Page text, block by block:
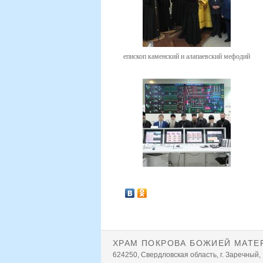
епископ каменский и алапаевский мефодий
ХРАМ ПОКРОВА БОЖИЕЙ
624250, Свердловская область, г. Заречный,